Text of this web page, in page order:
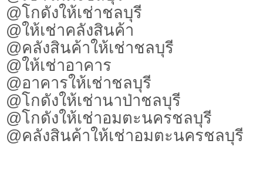
@โกดังให้เช่าชลบุรี
@ให้เช่าคลังสินค้า
@คลังสินค้าให้เช่าชลบุรี
@ให้เช่าอาคาร
@อาคารให้เช่าชลบุรี
@โกดังให้เช่านาป่าชลบุรี
@โกดังให้เช่าอมตะนครชลบุรี
@คลังสินค้าให้เช่าอมตะนครชลบุรี